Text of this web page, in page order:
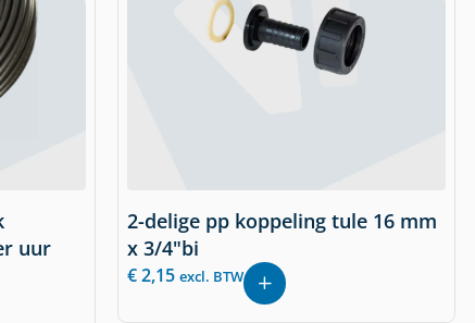
uur
2-delige pp koppeling tule 16 mm
x 3/4"bi
€2,15 excl. BTW